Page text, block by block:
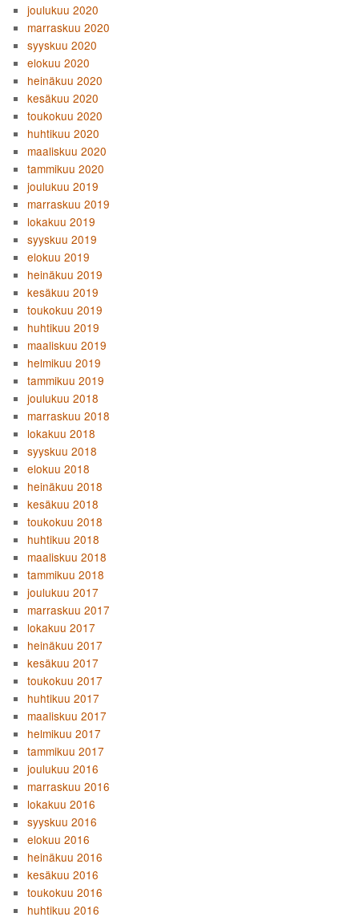
joulukuu 2020
marraskuu 2020
syyskuu 2020
elokuu 2020
heinäkuu 2020
kesäkuu 2020
toukokuu 2020
huhtikuu 2020
maaliskuu 2020
tammikuu 2020
joulukuu 2019
marraskuu 2019
lokakuu 2019
syyskuu 2019
elokuu 2019
heinäkuu 2019
kesäkuu 2019
toukokuu 2019
huhtikuu 2019
maaliskuu 2019
helmikuu 2019
tammikuu 2019
joulukuu 2018
marraskuu 2018
lokakuu 2018
syyskuu 2018
elokuu 2018
heinäkuu 2018
kesäkuu 2018
toukokuu 2018
huhtikuu 2018
maaliskuu 2018
tammikuu 2018
joulukuu 2017
marraskuu 2017
lokakuu 2017
heinäkuu 2017
kesäkuu 2017
toukokuu 2017
huhtikuu 2017
maaliskuu 2017
helmikuu 2017
tammikuu 2017
joulukuu 2016
marraskuu 2016
lokakuu 2016
syyskuu 2016
elokuu 2016
heinäkuu 2016
kesäkuu 2016
toukokuu 2016
huhtikuu 2016